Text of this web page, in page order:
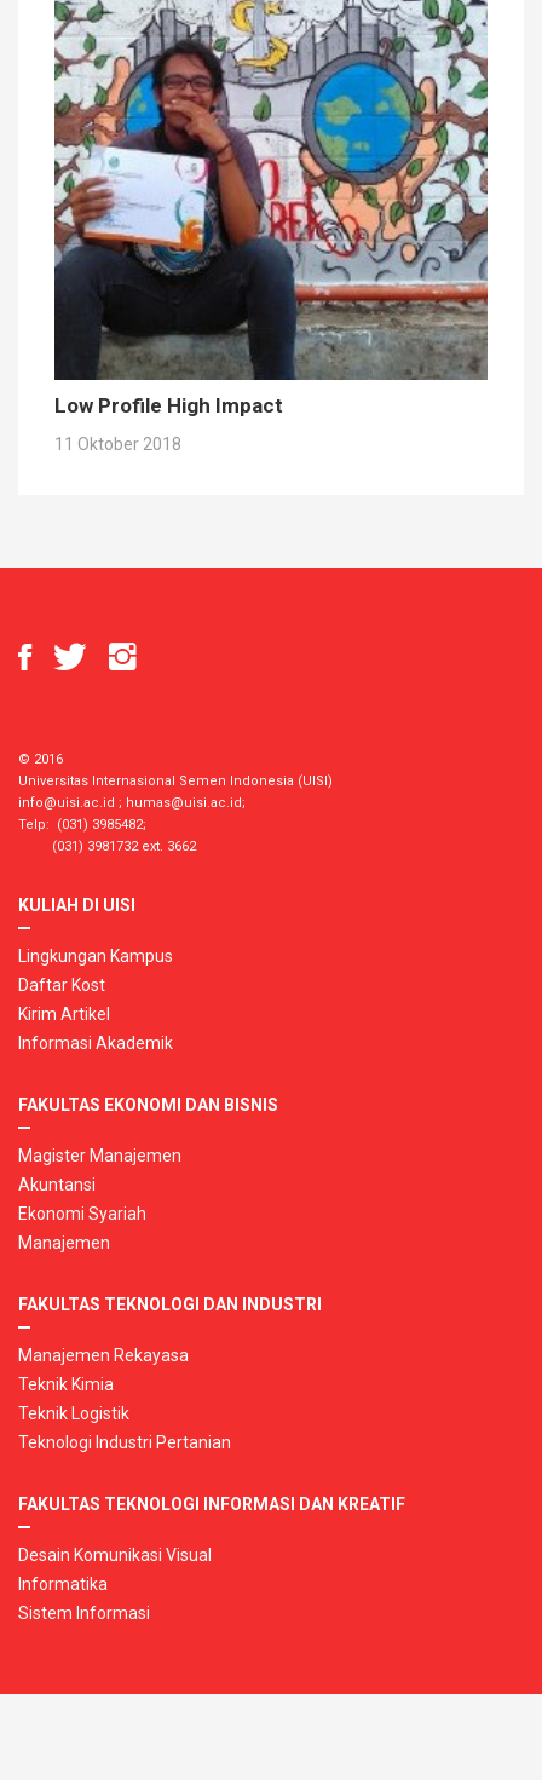
Low Profile High Impact
11 Oktober 2018
© 2016
Universitas Internasional Semen Indonesia (UISI)
info@uisi.ac.id ; humas@uisi.ac.id;
Telp: (031) 3985482;
(031) 3981732 ext. 3662
KULIAH DI UISI
Lingkungan Kampus
Daftar Kost
Kirim Artikel
Informasi Akademik
FAKULTAS EKONOMI DAN BISNIS
Magister Manajemen
Akuntansi
Ekonomi Syariah
Manajemen
FAKULTAS TEKNOLOGI DAN INDUSTRI
Manajemen Rekayasa
Teknik Kimia
Teknik Logistik
Teknologi Industri Pertanian
FAKULTAS TEKNOLOGI INFORMASI DAN KREATIF
Desain Komunikasi Visual
Informatika
Sistem Informasi